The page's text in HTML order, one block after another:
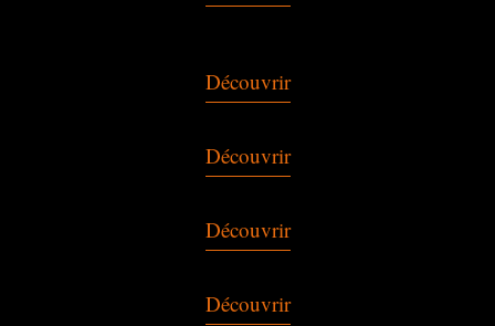
Découvrir
Découvrir
Découvrir
Découvrir